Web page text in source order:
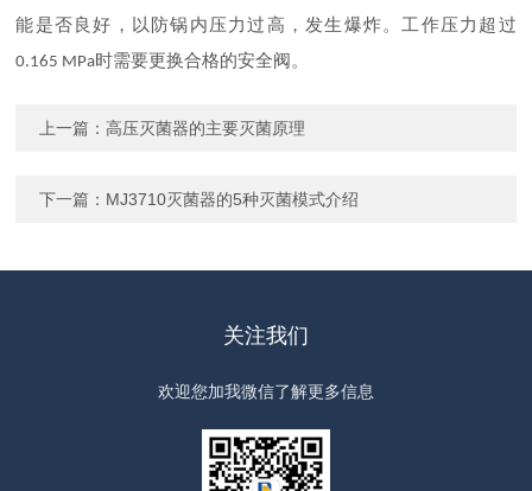
能是否良好，以防锅内压力过高，发生爆炸。工作压力超过
0.165 MPa时需要更换合格的安全阀。
上一篇：高压灭菌器的主要灭菌原理
下一篇： MJ3710灭菌器的5种灭菌模式介绍
关注我们
欢迎您加我微信了解更多信息